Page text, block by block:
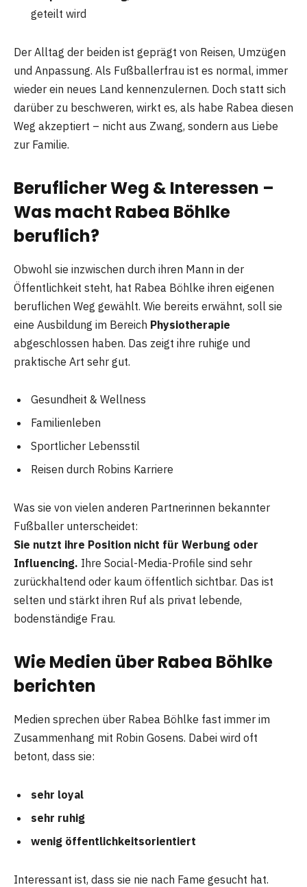
geteilt wird
Der Alltag der beiden ist geprägt von Reisen, Umzügen
und Anpassung. Als Fußballerfrau ist es normal, immer
wieder ein neues Land kennenzulernen. Doch statt sich
darüber zu beschweren, wirkt es, als habe Rabea diesen
Weg akzeptiert – nicht aus Zwang, sondern aus Liebe
zur Familie.
Beruflicher Weg & Interessen –
Was macht Rabea Böhlke
beruflich?
Obwohl sie inzwischen durch ihren Mann in der
Öffentlichkeit steht, hat Rabea Böhlke ihren eigenen
beruflichen Weg gewählt. Wie bereits erwähnt, soll sie
eine Ausbildung im Bereich Physiotherapie
abgeschlossen haben. Das zeigt ihre ruhige und
praktische Art sehr gut.
Gesundheit & Wellness
Familienleben
Sportlicher Lebensstil
Reisen durch Robins Karriere
Was sie von vielen anderen Partnerinnen bekannter
Fußballer unterscheidet:
Sie nutzt ihre Position nicht für Werbung oder
Influencing. Ihre Social-Media-Profile sind sehr
zurückhaltend oder kaum öffentlich sichtbar. Das ist
selten und stärkt ihren Ruf als privat lebende,
bodenständige Frau.
Wie Medien über Rabea Böhlke
berichten
Medien sprechen über Rabea Böhlke fast immer im
Zusammenhang mit Robin Gosens. Dabei wird oft
betont, dass sie:
sehr loyal
sehr ruhig
wenig öffentlichkeitsorientiert
Interessant ist, dass sie nie nach Fame gesucht hat.